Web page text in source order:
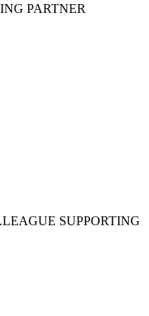
PARTNER
SUPPORTING